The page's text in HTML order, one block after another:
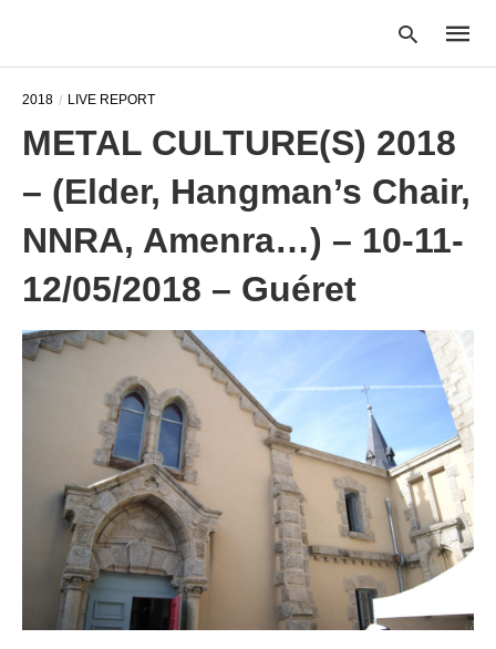
your
search
query
and
2018 LIVE REPORT
METAL CULTURE(S) 2018
– (Elder, Hangman’s Chair,
NNRA, Amenra…) – 10-11-
12/05/2018 – Guéret